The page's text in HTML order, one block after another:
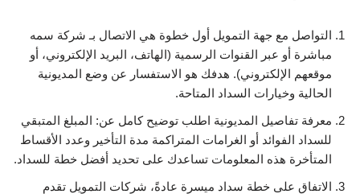
التواصل مع جهة التمويل أول خطوة هي الاتصال بـ شركة سمه
مباشرة أو عبر القنوات الرسمية (الهاتف، البريد الإلكتروني، أو
موقعهم الإلكتروني). هدفك هو الاستفسار عن وضع المديونية
الحالية وخيارات السداد المتاحة.
معرفة تفاصيل المديونية اطلب توضيح كامل عن: المبلغ المتبقي
للسداد الفوائد أو الغرامات المتراكمة مدة التأخير وعدد الأقساط
المتأخرة هذه المعلومات تساعدك على تحديد أفضل خطة للسداد.
الاتفاق على خطة سداد ميسرة عادةً، شركات التمويل تقدم